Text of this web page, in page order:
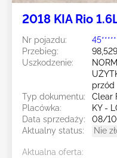
2018 KIA Rio
Nr pojazdu:
Przebieg:
Uszkodzenie:
przód
Typ dokumentu:
Clear
Placówka:
KY -
Data sprzedaży:
08/
Aktualny status:
Nie
Aktualna oferta: